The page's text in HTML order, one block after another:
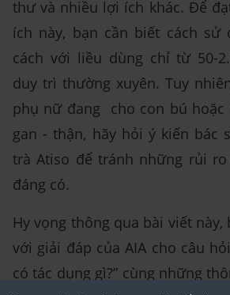
thư và nhiều lợi ích khác. Để
ích này, bạn cần biết cách sử
cách với liều dùng chỉ từ 50-
duy trì thường xuyên. Tuy
phụ nữ đang cho con bú hoặc
gan - thận, hãy hỏi ý kiến bác
trà Atiso để tránh những rủi
đáng có.
Hy vọng thông qua bài viết này,
với giải đáp của AIA cho câu
có tác dụng gì?” cùng những